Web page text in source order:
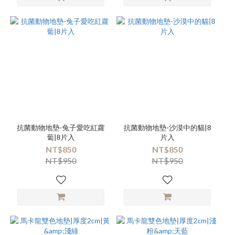
抗菌動物地墊-兔子愛吃紅蘿
蔔|8片入
NT$850
NT$950
抗菌動物地墊-沙漠中的貓|8
片入
NT$850
NT$950